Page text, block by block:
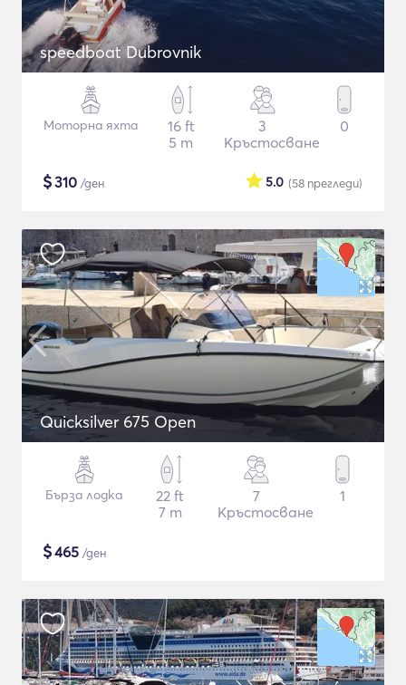
speedboat Dubrovnik
Моторна яхта
16 ft
5 m
3
Кръстосване
0
$310 /ден (58 прегледи)
5.0
Quicksilver 675 Open
Бърза лодка
22 ft
7 m
7
Кръстосване
1
$465 /ден